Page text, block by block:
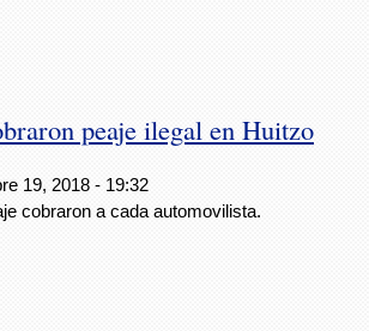
peaje ilegal en Huitzo
19, 2018 - 19:32
cobraron a cada automovilista.